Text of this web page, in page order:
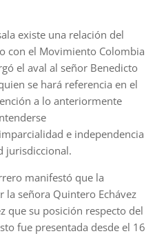
existe una relación del
con el Movimiento Colombia
el aval al señor Benedicto
se hará referencia en el
a lo anteriormente
e independencia
jurisdiccional.
manifestó que la
la señora Quintero Echávez
que su posición respecto del
fue presentada desde el 16